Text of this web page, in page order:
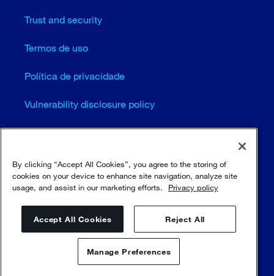
Trust and security
Termos de uso
Política de privacidade
Vulnerability disclosure policy
Configurações de cookies (EN)
Mapa do site
© Sulzer Ltd 1996 - 2025
By clicking “Accept All Cookies”, you agree to the storing of
cookies on your device to enhance site navigation, analyze site
usage, and assist in our marketing efforts.
Privacy policy
Accept All Cookies Reject All
Manage Preferences